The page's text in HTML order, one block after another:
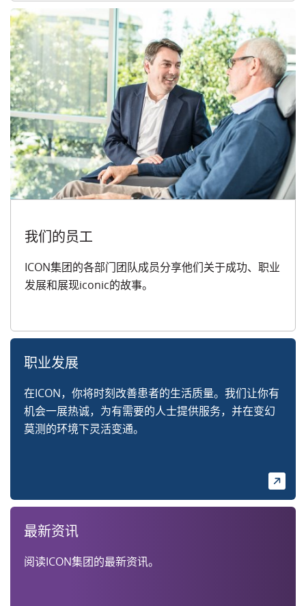
我们的员工
ICON集团的各部门团队成员分享他们关于成功、职业
发展和展现iconic的故事。
职业发展
在ICON，你将时刻改善患者的生活质量。我们让你有
机会一展热诚，为有需要的人士提供服务，并在变幻
莫测的环境下灵活变通。
最新资讯
阅读ICON集团的最新资讯。